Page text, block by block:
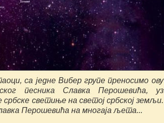
са једне Вибер групе преносимо ову
песника Славка Перошевића, уз
србске светиње на светој србској земљи.
Перошевића на многаја љета...